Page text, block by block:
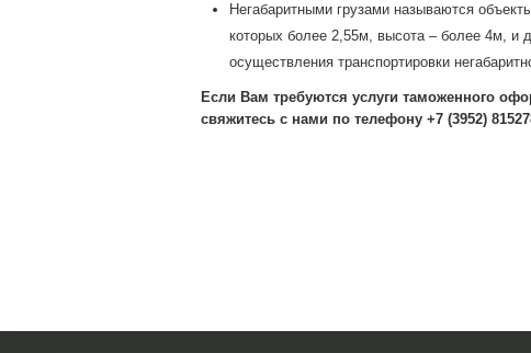
Негабаритными грузами называются
которых более 2,55м, высота – более 4м, и
осуществления транспортировки
Если Вам требуются услуги таможенного
свяжитесь с нами по телефону +7 (3952)